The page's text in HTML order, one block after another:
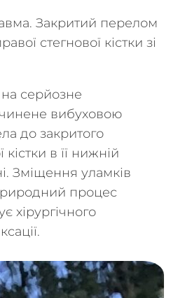
Закритий перелом
стегнової кістки зі
на серйозне
вибуховою
до закритого
в її нижній
Зміщення уламків
процес
хірургічного